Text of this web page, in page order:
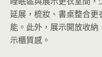
延展，梳妝、書桌整合
能。此外，展示開放收
示櫃質感。